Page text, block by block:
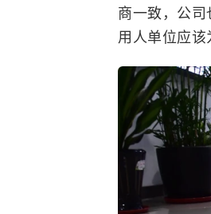
商一致，公司
用人单位应该